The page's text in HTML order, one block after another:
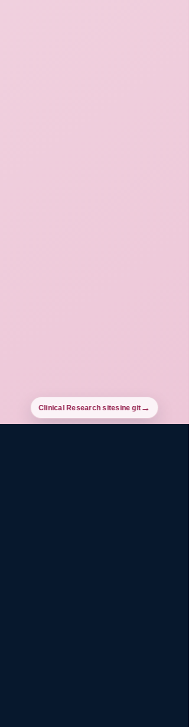
Clinical Research sitesine git